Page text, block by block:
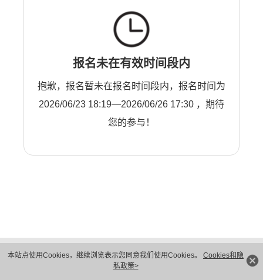
本站点使用Cookies，继续浏览表示您同意我们使用Cookies。 Cookies和隐
私政策>
报名未在有效时间段内
抱歉，报名暂未在报名时间段内，报名时间为
2026/06/23 18:19—2026/06/26 17:30 ，期待
您的参与！
隐私保护
法律声明